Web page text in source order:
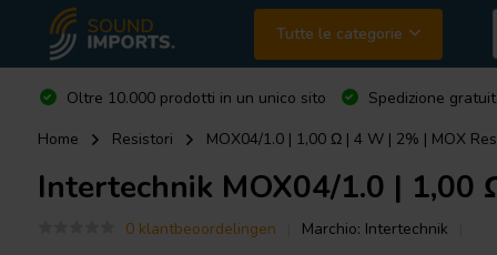
Tutte le categorie
Oltre 10.000 prodotti in un unico sito
Spedizione
Home
Resistori MOX04/1.0 | 1,00 Ω | 4 W | 2% | MOX
Intertechnik MOX04/1.0 | 1,00
0 klantbeoordelingen Marchio: Intertechnik